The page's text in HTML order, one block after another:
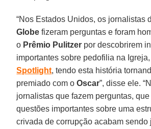
“Nos Estados Unidos, os jornalistas
Globe fizeram perguntas e foram
o Prêmio Pulitzer por descobrirem
importantes sobre pedofilia na
Spotlight, tendo esta história
premiado com oOscar”, disse ele.
jornalistas que fazem perguntas,
questões importantes sobre uma
crivada de corrupção acabam sendo